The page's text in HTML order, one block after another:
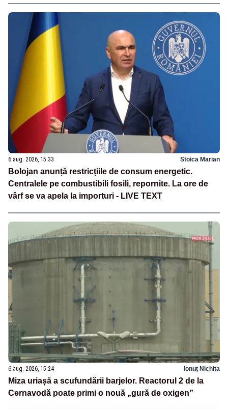
6 aug. 2026, 15:33 Stoica Marian
Bolojan anunță restricțiile de consum energetic.
Centralele pe combustibili fosili, repornite. La ore de
vârf se va apela la importuri - LIVE TEXT
6 aug. 2026, 15:24 Ionuț Nichita
Miza uriașă a scufundării barjelor. Reactorul 2 de la
Cernavodă poate primi o nouă „gură de oxigen”